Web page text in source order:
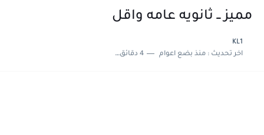
مميز ــ ثانويه عامه واقل
KL1
اخر تحديث :منذ بضع اعوام 4 دقائق للقراءة